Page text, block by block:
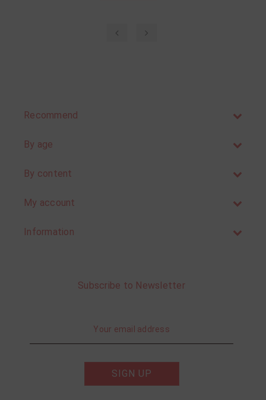
Recommend
By age
By content
My account
Information
Subscribe to Newsletter
SIGN UP